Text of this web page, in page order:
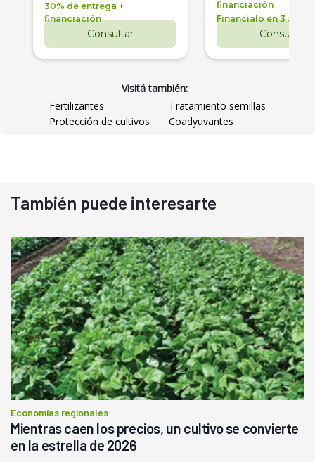
30% de entrega +
financiación
Consultar
financiación
Financialo en 3 años
Consultar
Visitá también:
Fertilizantes
Tratamiento semillas
Protección de cultivos
Coadyuvantes
También puede interesarte
Economías regionales
Mientras caen los precios, un cultivo se convierte
en la estrella de 2026